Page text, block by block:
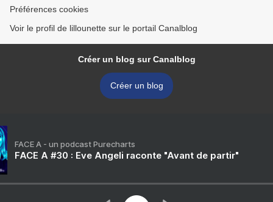
Préférences cookies
Voir le profil de lillounette sur le portail Canalblog
Créer un blog sur Canalblog
Créer un blog
FACE A - un podcast Purecharts
FACE A #30 : Eve Angeli raconte "Avant de partir"